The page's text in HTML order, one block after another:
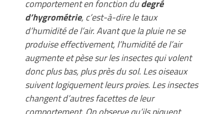
comportement en fonction dudegré
d’hygrométrie, c’est-à-dire le taux
d’humidité de l’air. Avant que la pluie ne se
produise effectivement, l’humidité de l’air
augmente et pèse sur les insectes qui volent
donc plus bas, plus près du sol. Les oiseaux
suivent logiquement leurs proies. Les insectes
changent d’autres facettes de leur